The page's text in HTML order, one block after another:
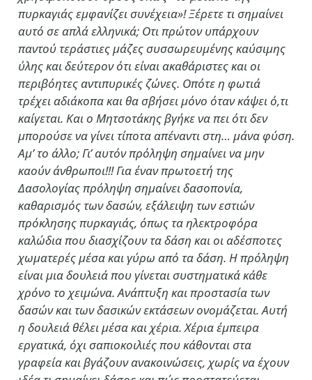
πυρκαγιάς εμφανίζει συνέχεια»! Ξέρετε τι σημαίνει
αυτό σε απλά ελληνικά; Οτι πρώτον υπάρχουν
παντού τεράστιες μάζες συσσωρευμένης καύσιμης
ύλης και δεύτερον ότι είναι ακαθάριστες και οι
περιβόητες αντιπυρικές ζώνες. Οπότε η φωτιά
τρέχει αδιάκοπα και θα σβήσει μόνο όταν κάψει ό,τι
καίγεται. Και ο Μητσοτάκης βγήκε να πει ότι δεν
μπορούσε να γίνει τίποτα απέναντι στη… μάνα φύση.
Αμ’ το άλλο; Γι’ αυτόν πρόληψη σημαίνει να μην
καούν άνθρωποι!!! Για έναν πρωτοετή της
Δασολογίας πρόληψη σημαίνει δασοπονία,
καθαρισμός των δασών, εξάλειψη των εστιών
πρόκλησης πυρκαγιάς, όπως τα ηλεκτροφόρα
καλώδια που διασχίζουν τα δάση και οι αδέσποτες
χωματερές μέσα και γύρω από τα δάση. Η πρόληψη
είναι μια δουλειά που γίνεται συστηματικά κάθε
χρόνο το χειμώνα. Ανάπτυξη και προστασία των
δασών και των δασικών εκτάσεων ονομάζεται. Αυτή
η δουλειά θέλει μέσα και χέρια. Χέρια έμπειρα
εργατικά, όχι σαπιοκοιλιές που κάθονται στα
γραφεία και βγάζουν ανακοινώσεις, χωρίς να έχουν